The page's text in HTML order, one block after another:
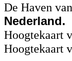
De Haven
Nederland.
Hoogtekaart
Hoogtekaart